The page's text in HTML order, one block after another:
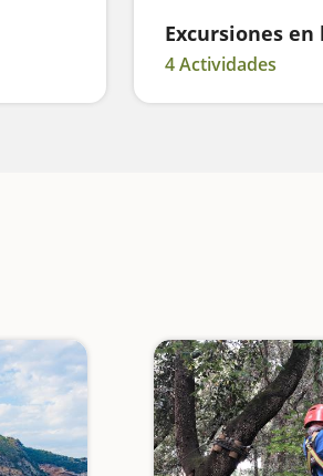
Excursiones en
4 Actividades